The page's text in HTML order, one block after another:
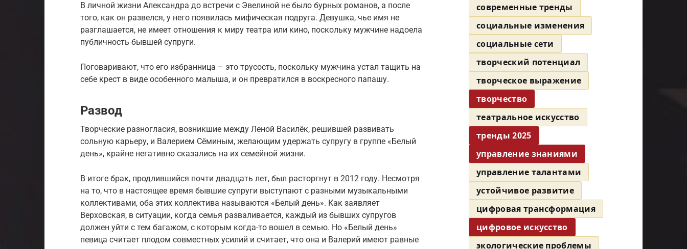
В личной жизни Александра до встречи с Эвелиной не было бурных романов, а после
того, как он развелся, у него появилась мифическая подруга. Девушка, чье имя не
разглашается, не имеет отношения к миру театра или кино, поскольку мужчине надоела
публичность бывшей супруги.
Поговаривают, что его избранница – это трусость, поскольку мужчина устал тащить на
себе крест в виде особенного малыша, и он превратился в воскресного папашу.
Развод
Творческие разногласия, возникшие между Леной Василёк, решившей развивать
сольную карьеру, и Валерием Сёминым, желающим удержать супругу в группе «Белый
день», крайне негативно сказались на их семейной жизни.
В итоге брак, продлившийся почти двадцать лет, был расторгнут в 2012 году. Несмотря
на то, что в настоящее время бывшие супруги выступают с разными музыкальными
коллективами, оба этих коллектива называются «Белый день». Как заявляет
Верховская, в ситуации, когда семья разваливается, каждый из бывших супругов
должен уйти с тем багажом, с которым когда-то вошел в семью. Но «Белый день»
певица считает плодом совместных усилий и считает, что она и Валерий имеют равные
современные тренды
социальные изменения
социальные сети
творческий потенциал
творческое выражение
творчество
театральное искусство
тренды 2025
управление знаниями
управление талантами
устойчивое развитие
цифровая трансформация
цифровое искусство
экологические проблемы